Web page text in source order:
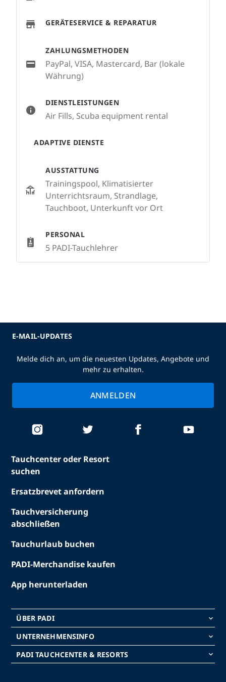
DIENSTLEISTUNGEN
Air Fills, Scuba equipment rental
ADAPTIVE DIENSTE
AUSSTATTUNG
Trainingspool, Klimatisierter
Unterrichtsraum, Strandlage,
Tauchboot, Unterkunft vor Ort
PERSONAL
5 PADI-Tauchlehrer
GERÄTESERVICE & REPARATUR
ZAHLUNGSMETHODEN
PayPal, VISA, Mastercard, Bar (lokale
Währung)
Tauchcenter oder Resort
suchen
Ersatzbrevet anfordern
Tauchversicherung
abschließen
Tauchurlaub buchen
PADI-Merchandise kaufen
App herunterladen
ÜBER PADI keyboard_arrow_down
UNTERNEHMENSINFO keyboard_arrow_down
PADI TAUCHCENTER & RESORTS keyboard_arrow_down
E-MAIL-UPDATES
Melde dich an, um die neuesten Updates, Angebote und
mehr zu erhalten.
ANMELDEN